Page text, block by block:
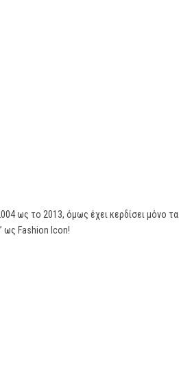
ως το 2013, όμως έχει κερδίσει μόνο τα
ως Fashion Icon!